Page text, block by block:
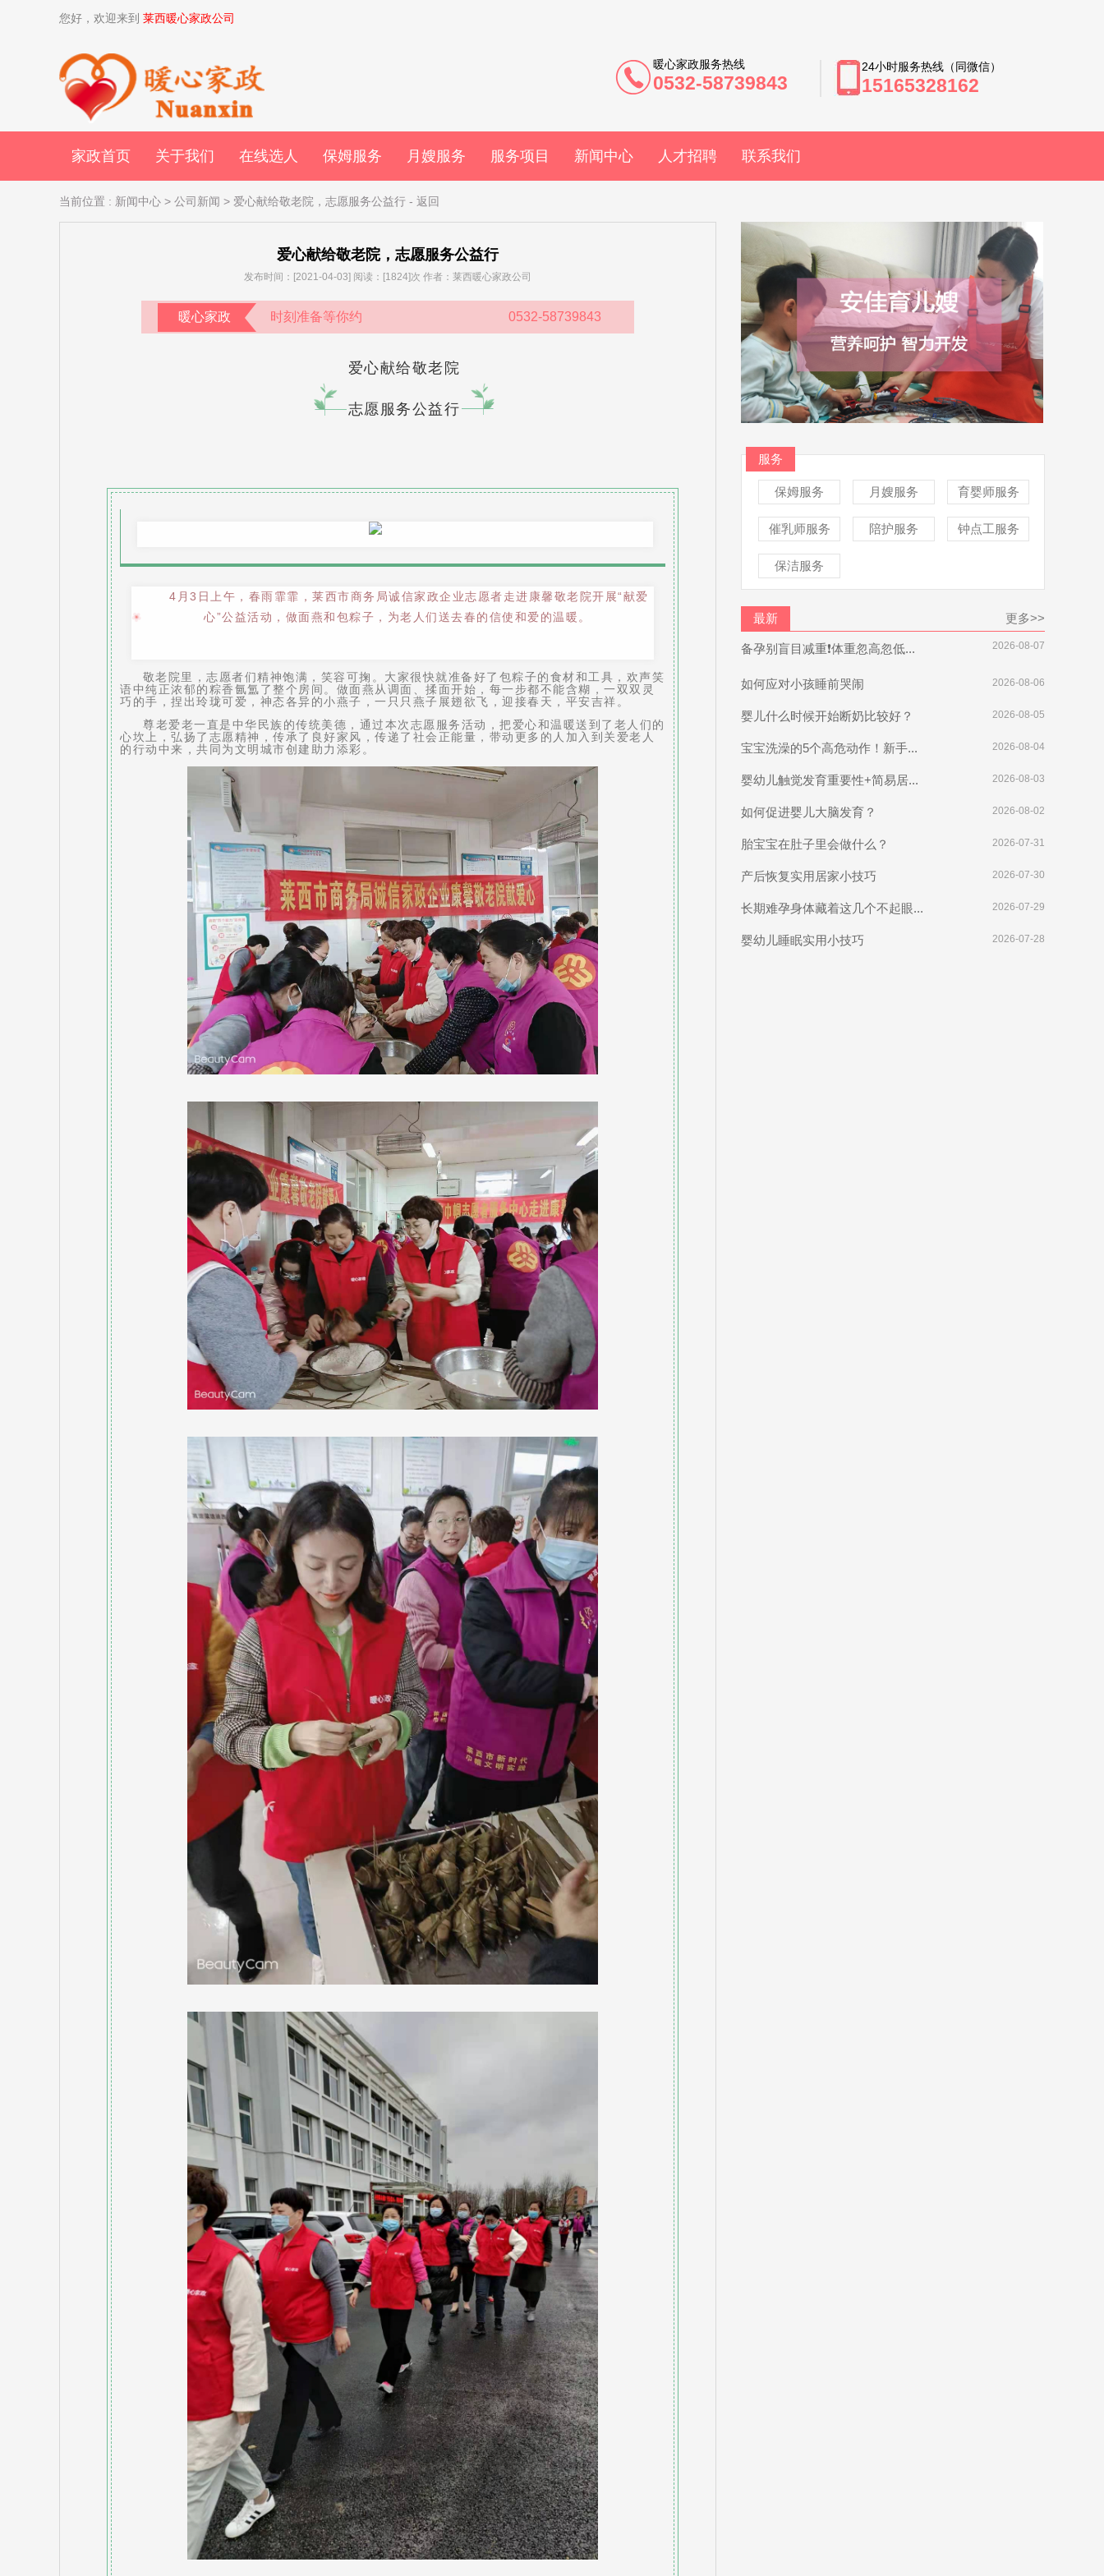
您好，欢迎来到 莱西暖心家政公司
暖心家政服务热线
0532-58739843
24小时服务热线（同微信）
15165328162
家政首页 关于我们 在线选人 保姆服务 月嫂服务 服务项目 新闻中心 人才招聘 联系我们
当前位置 : 新闻中心 > 公司新闻 > 爱心献给敬老院，志愿服务公益行 - 返回
爱心献给敬老院，志愿服务公益行
发布时间：[2021-04-03] 阅读：[1824]次 作者：莱西暖心家政公司
暖心家政 时刻准备等你约 0532-58739843
爱心献给敬老院
志愿服务公益行
4月3日上午，春雨霏霏，莱西市商务局诚信家政企业志愿者走进康馨敬老院开展“献爱
心”公益活动，做面燕和包粽子，为老人们送去春的信使和爱的温暖。
敬老院里，志愿者们精神饱满，笑容可掬。大家很快就准备好了包粽子的食材和工具，欢声笑
语中纯正浓郁的粽香氤氲了整个房间。做面燕从调面、揉面开始，每一步都不能含糊，一双双灵
巧的手，捏出玲珑可爱，神态各异的小燕子，一只只燕子展翅欲飞，迎接春天，平安吉祥。
尊老爱老一直是中华民族的传统美德，通过本次志愿服务活动，把爱心和温暖送到了老人们的
心坎上，弘扬了志愿精神，传承了良好家风，传递了社会正能量，带动更多的人加入到关爱老人
的行动中来，共同为文明城市创建助力添彩。
服务
保姆服务 月嫂服务 育婴师服务
催乳师服务 陪护服务 钟点工服务
保洁服务
最新 更多>>
备孕别盲目减重❗体重忽高忽低... 2026-08-07
如何应对小孩睡前哭闹 2026-08-06
婴儿什么时候开始断奶比较好？ 2026-08-05
宝宝洗澡的5个高危动作！新手... 2026-08-04
婴幼儿触觉发育重要性+简易居... 2026-08-03
如何促进婴儿大脑发育？ 2026-08-02
胎宝宝在肚子里会做什么？ 2026-07-31
产后恢复实用居家小技巧 2026-07-30
长期难孕身体藏着这几个不起眼... 2026-07-29
婴幼儿睡眠实用小技巧 2026-07-28